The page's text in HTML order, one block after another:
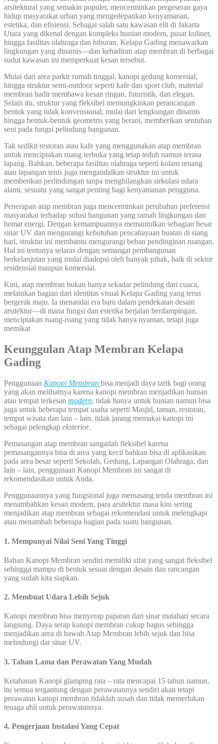
arsitektural yang semakin populer, mencerminkan pergeseran gaya
hidup masyarakat urban yang mengedepankan kenyamanan,
estetika, dan efisiensi. Sebagai salah satu kawasan elit di Jakarta
Utara yang dikenal dengan kompleks hunian modern, pusat kuliner,
hingga fasilitas olahraga dan hiburan, Kelapa Gading menawarkan
lingkungan yang dinamis—dan kehadiran atap membran di berbagai
sudut kawasan ini memperkuat kesan tersebut.
Mulai dari area parkir rumah tinggal, kanopi gedung komersial,
hingga struktur semi-outdoor seperti kafe dan sport club, material
membran hadir membawa kesan ringan, futuristik, dan elegan.
Selain itu, struktur yang fleksibel memungkinkan perancangan
bentuk yang tidak konvensional, mulai dari lengkungan dinamis
hingga bentuk-bentuk geometris yang berani, memberikan sentuhan
seni pada fungsi pelindung bangunan.
Tak sedikit restoran atau kafe yang menggunakan atap membran
untuk menciptakan ruang terbuka yang tetap teduh namun terasa
lapang. Bahkan, beberapa fasilitas olahraga seperti kolam renang
atau lapangan tenis juga mengandalkan struktur ini untuk
memberikan perlindungan tanpa menghilangkan sirkulasi udara
alami, sesuatu yang sangat penting bagi kenyamanan pengguna.
Penerapan atap membran juga mencerminkan perubahan preferensi
masyarakat terhadap solusi bangunan yang ramah lingkungan dan
hemat energi. Dengan kemampuannya memantulkan sebagian besar
sinar UV dan mengurangi kebutuhan pencahayaan buatan di siang
hari, struktur ini membantu mengurangi beban pendinginan ruangan.
Hal ini tentunya selaras dengan semangat pembangunan
berkelanjutan yang mulai diadopsi oleh banyak pihak, baik di sektor
residensial maupun komersial.
Kini, atap membran bukan hanya sekadar pelindung dari cuaca,
melainkan bagian dari identitas visual Kelapa Gading yang terus
bergerak maju. Ia menandai era baru dalam pendekatan desain
arsitektur—di mana fungsi dan estetika berjalan berdampingan,
menciptakan ruang-ruang yang tidak hanya nyaman, tetapi juga
memikat
Keunggulan Atap Membran Kelapa
Gading
Penggunaan Kanopi Membran bisa menjadi daya tarik bagi orang
yang akan melihatnya karena kanopi membran menjadikan hunian
atau tempat terkesan modern, tidak hanya untuk hunian namun bisa
juga untuk beberapa tempat usaha seperti Masjid, taman, restoran,
tempat wisata dan lain – lain, tidak jarang memakai kanopi ini
sebagai pelengkap eksterior.
Pemasangan atap membran sangatlah fleksibel karena
pemasangannya bisa di area yang kecil bahkan bisa di aplikasikan
pada area besar seperti Sekolah, Gedung, Lapangan Olahraga, dan
lain – lain, penggunaan Kanopi Membran ini sangat di
rekomendasikan untuk Anda.
Penggunaannya yang fungsional juga memasang tenda membran ini
menambahkan kesan modern, para arsitektur masa kini sering
menjadikan atap membran sebagai rekomendasi untuk melengkapi
atau menambah beberapa bagian pada suatu bangunan.
1. Mempunyai Nilai Seni Yang Tinggi
Bahan Kanopi Membran sendiri memiliki sifat yang sangat fleksibel
sehingga mampu di bentuk sesuai dengan desain dan rancangan
yang sudah kita siapkan.
2. Membuat Udara Lebih Sejuk
Kanopi membran bisa menyerap paparan dari sinar matahari secara
langsung. Daya serap kanopi membran cukup bagus sehingga
menjadikan area di bawah Atap Membran lebih sejuk dan bisa
melindungi dar sinar UV.
3. Tahan Lama dan Perawatan Yang Mudah
Ketahanan Kanopi glamping rata – rata mencapai 15 tahun namun,
itu semua tergantung dengan perawatannya sendiri akan tetapi
perawatan kanopi membran tidaklah susah dan tidak memerlukan
tenaga ahli untuk perawatannya.
4. Pengerjaan Instalasi Yang Cepat